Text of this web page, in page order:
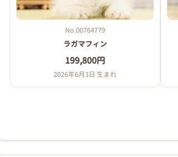
No.00764779
ラガマフィン
199,800円
2026年6月3日 生まれ